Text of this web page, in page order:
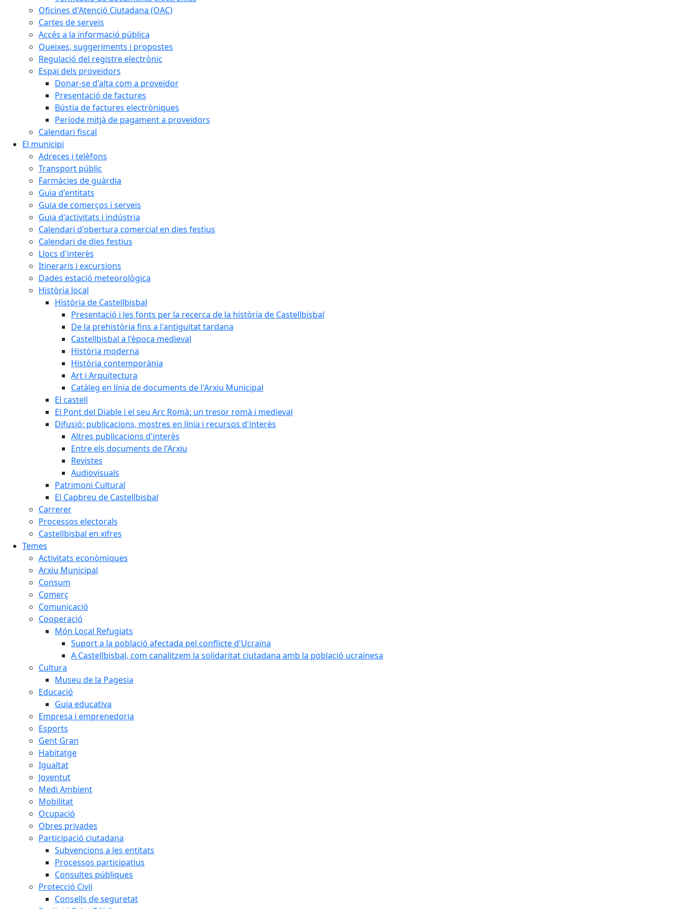
Oficines d'Atenció Ciutadana (OAC)
Cartes de serveis
Accés a la informació pública
Queixes, suggeriments i propostes
Regulació del registre electrònic
Espai dels proveïdors
Donar-se d'alta com a proveïdor
Presentació de factures
Bústia de factures electròniques
Període mitjà de pagament a proveïdors
Calendari fiscal
El municipi
Adreces i telèfons
Transport públic
Farmàcies de guàrdia
Guia d'entitats
Guia de comerços i serveis
Guia d'activitats i indústria
Calendari d'obertura comercial en dies festius
Calendari de dies festius
Llocs d'interès
Itineraris i excursions
Dades estació meteorològica
Història local
Història de Castellbisbal
Presentació i les fonts per la recerca de la història de Castellbisbal
De la prehistòria fins a l'antiguitat tardana
Castellbisbal a l'època medieval
Història moderna
Història contemporània
Art i Arquitectura
Catàleg en línia de documents de l'Arxiu Municipal
El castell
El Pont del Diable i el seu Arc Romà: un tresor romà i medieval
Difusió: publicacions, mostres en línia i recursos d'interès
Altres publicacions d'interès
Entre els documents de l'Arxiu
Revistes
Audiovisuals
Patrimoni Cultural
El Capbreu de Castellbisbal
Carrerer
Processos electorals
Castellbisbal en xifres
Temes
Activitats econòmiques
Arxiu Municipal
Consum
Comerç
Comunicació
Cooperació
Món Local Refugiats
Suport a la població afectada pel conflicte d'Ucraïna
A Castellbisbal, com canalitzem la solidaritat ciutadana amb la població ucraïnesa
Cultura
Museu de la Pagesia
Educació
Guia educativa
Empresa i emprenedoria
Esports
Gent Gran
Habitatge
Igualtat
Joventut
Medi Ambient
Mobilitat
Ocupació
Obres privades
Participació ciutadana
Subvencions a les entitats
Processos participatius
Consultes públiques
Protecció Civil
Consells de seguretat